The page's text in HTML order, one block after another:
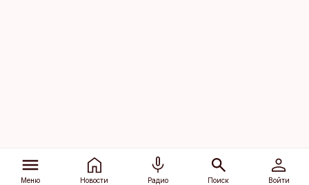
Меню Новости Радио Поиск Войти